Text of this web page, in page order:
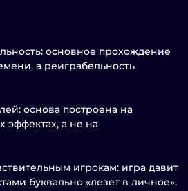
основное прохождение
а реиграбельность
основа построена на
эффектах, а не на
игрокам: игра давит
буквально «лезет в личное».